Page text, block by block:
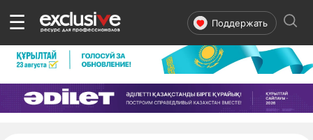
☰ Поддержать